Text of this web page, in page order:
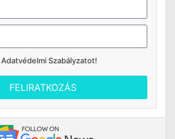
Adatvédelmi Szabályzatot!
FELIRATKOZÁS